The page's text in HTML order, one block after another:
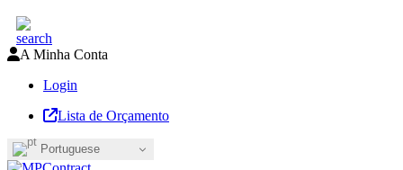
A Minha Conta
Login
Lista de Orçamento
Portuguese